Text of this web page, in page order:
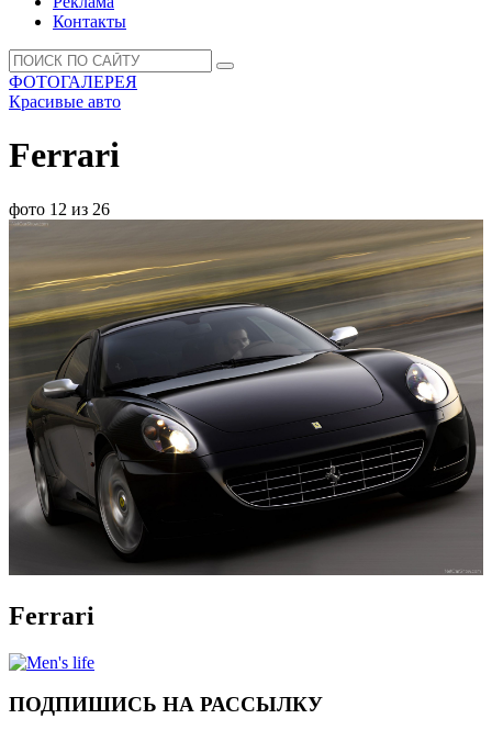
Контакты
ФОТОГАЛЕРЕЯ
Красивые авто
Ferrari
фото 12 из 26
Ferrari
ПОДПИШИСЬ НА РАССЫЛКУ